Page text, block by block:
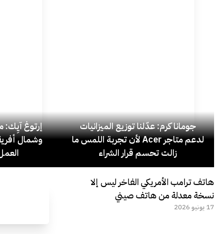
جومانا كرم: عدّلنا توزيع الميزانيات
لدعم متاجر Acer لأن تجربة اللمس ما
زالت تحسم قرار الشراء
إرتوغ آيِك:
وشمال
هاتف ترامب الأمريكي الفاخر ليس إلا
نسخة معدلة من هاتف صيني
17 يونيو 2026